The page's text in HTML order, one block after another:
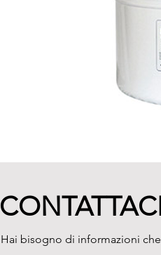
Hai bisogno di informazioni